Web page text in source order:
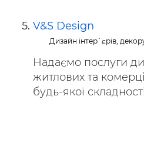
V&S Design
Дизайн інтер`єрів,
Надаємо послуги
житлових та
будь-якої